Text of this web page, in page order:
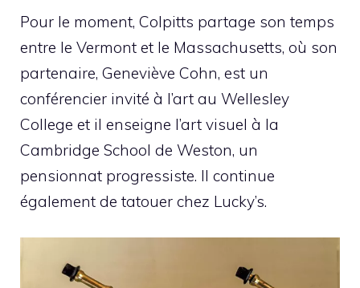
Pour le moment, Colpitts partage son temps
entre le Vermont et le Massachusetts, où son
partenaire, Geneviève Cohn, est un
conférencier invité à l’art au Wellesley
College et il enseigne l’art visuel à la
Cambridge School de Weston, un
pensionnat progressiste. Il continue
également de tatouer chez Lucky’s.